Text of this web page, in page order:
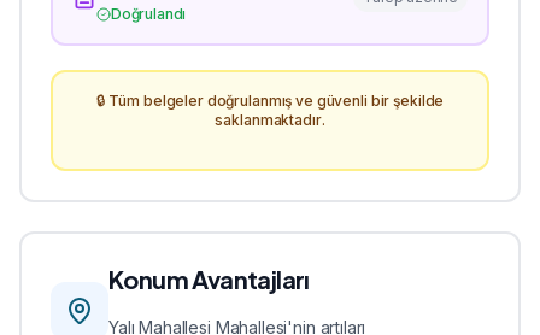
Doğrulandı
🔒 Tüm belgeler doğrulanmış ve güvenli bir şekilde
saklanmaktadır.
Konum Avantajları
Yalı Mahallesi Mahallesi'nin artıları